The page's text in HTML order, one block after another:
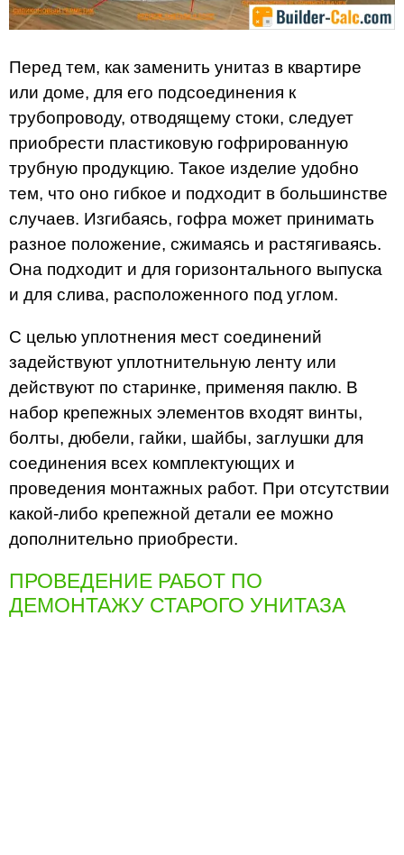
Перед тем, как заменить унитаз в квартире
или доме, для его подсоединения к
трубопроводу, отводящему стоки, следует
приобрести пластиковую гофрированную
трубную продукцию. Такое изделие удобно
тем, что оно гибкое и подходит в большинстве
случаев. Изгибаясь, гофра может принимать
разное положение, сжимаясь и растягиваясь.
Она подходит и для горизонтального выпуска
и для слива, расположенного под углом.
С целью уплотнения мест соединений
задействуют уплотнительную ленту или
действуют по старинке, применяя паклю. В
набор крепежных элементов входят винты,
болты, дюбели, гайки, шайбы, заглушки для
соединения всех комплектующих и
проведения монтажных работ. При отсутствии
какой-либо крепежной детали ее можно
дополнительно приобрести.
ПРОВЕДЕНИЕ РАБОТ ПО
ДЕМОНТАЖУ СТАРОГО УНИТАЗА